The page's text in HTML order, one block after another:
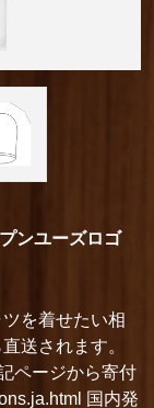
ンユーズロゴ
を着せたい相
送されます。
ページから寄付
国内発